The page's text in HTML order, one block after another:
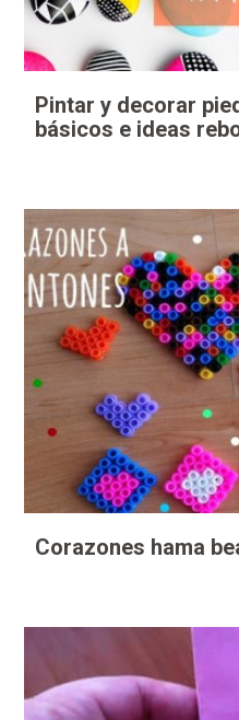
Pintar y decorar
básicos e ideas
Corazones hama